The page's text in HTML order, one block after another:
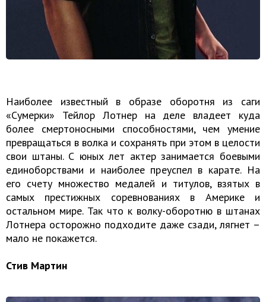
Наиболее известный в образе оборотня из саги
«Сумерки» Тейлор Лотнер на деле владеет куда
более смертоносными способностями, чем умение
превращаться в волка и сохранять при этом в целости
свои штаны. С юных лет актер занимается боевыми
единоборствами и наиболее преуспел в карате. На
его счету множество медалей и титулов, взятых в
самых престижных соревнованиях в Америке и
остальном мире. Так что к волку-оборотню в штанах
Лотнера осторожно подходите даже сзади, лягнет –
мало не покажется.
Стив Мартин